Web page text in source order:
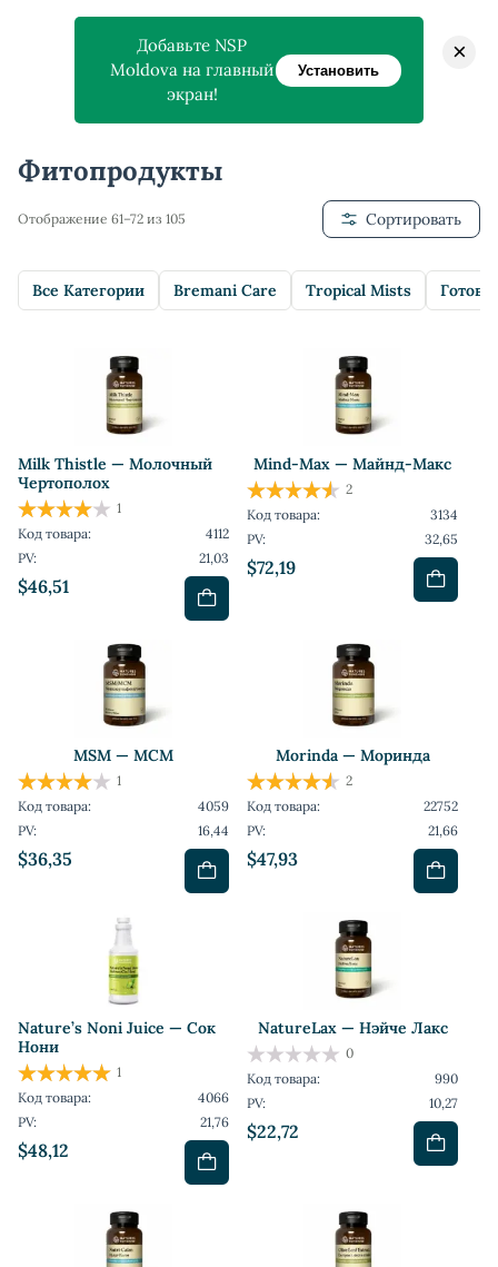
Главная > Магазин > Фитопродукты
Фитопродукты
Отображение 61–72 из 105 Сортировать
Все Категории Bremani Care Tropical Mists
Milk Thistle — Молочный
Чертополох
$46,51
1
Код товара:
4112
PV:
21,03
Mind-Max — Майнд-Макс
$72,19
2
Код товара:
3134
PV:
32,65
MSM — МСМ
$36,35
1
Код товара:
4059
PV:
16,44
Mоrinda — Моринда
$47,93
2
Код товара:
22752
PV:
21,66
Nature’s Noni Juice — Сок
Нони
$48,12
1
Код товара:
4066
PV:
21,76
NatureLax — Нэйче Лакс
$22,72
0
Код товара:
990
PV:
10,27
Добавьте NSP
Moldova на главный
экран!
Установить
×